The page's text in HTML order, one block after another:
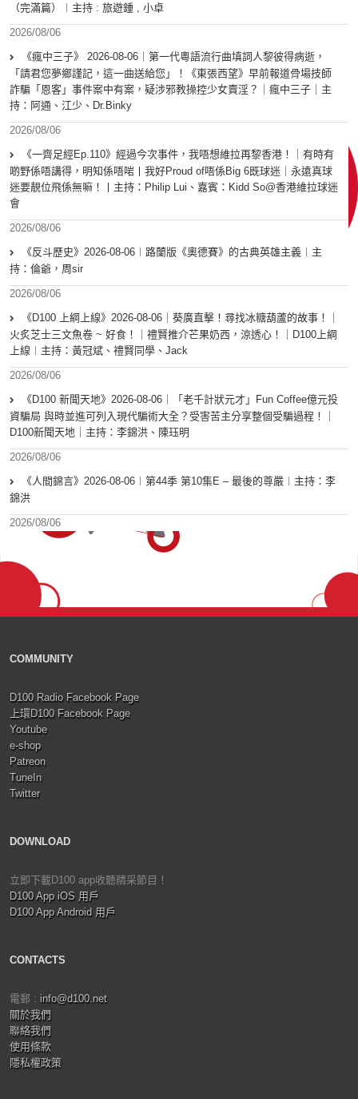
（完滿篇）︱主持 : 旅遊鍾 , 小卓
2026/08/06
《瘋中三子》 2026-08-06｜第一代粵語流行曲填詞人黎彼得病逝，
「請君您夢鄉謹記，這一曲送給您」！《東張西望》早前報道骨場技師
詐騙「恩客」事件案中有案，疑涉邪教操控少女賣淫？｜瘋中三子｜主
持：阿通、江少、Dr.Binky
2026/08/06
《一齊足經Ep.110》經過今次事件，我唔想維拉再黎香港！｜有時有
啲野係唔講得，明知係唔啱丨我好Proud of唔係Big 6既球迷｜永遠真球
迷要靚位飛係無嘛！丨主持：Philip Lui、嘉賓：Kidd So@香港維拉球迷
會
2026/08/06
《反斗歷史》2026-08-06︱路蘭版《奧德賽》的古典英雄主義︱主
持：倫爺，周sir
2026/08/06
《D100 上綱上線》2026-08-06｜葵廣直擊！尋找冰糖葫蘆的故事！｜
火炙芝士三文魚卷 ~ 好食！｜禮賢推介芒果奶西，涼透心！｜D100上綱
上線︱主持：黃冠斌、禮賢同學、Jack
2026/08/06
《D100 新聞天地》2026-08-06｜「老千計狀元才」Fun Coffee億元投
資騙局 與時並進可列入現代騙術大全？受害苦主分享整個受騙過程！｜
D100新聞天地｜主持：李錦洪、陳珏明
2026/08/06
《人間錦言》2026-08-06︱第44季 第10集E – 最後的尊嚴︱主持：李
錦洪
2026/08/06
COMMUNITY
D100 Radio Facebook Page
上環D100 Facebook Page
Youtube
e-shop
Patreon
TuneIn
Twitter
DOWNLOAD
立即下載D100 app收聽精采節目！
D100 App iOS 用戶
D100 App Android 用戶
CONTACTS
電郵 : info@d100.net
關於我們
聯絡我們
使用條款
隱私權政策